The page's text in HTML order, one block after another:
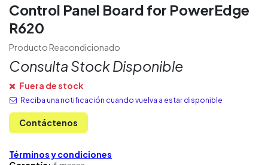
Control Panel Board for PowerEdge
R620
Producto Reacondicionado
Consulta Stock Disponible
Fuera de stock
Reciba una notificación cuando vuelva a estar disponible
Contáctenos
Términos y condiciones